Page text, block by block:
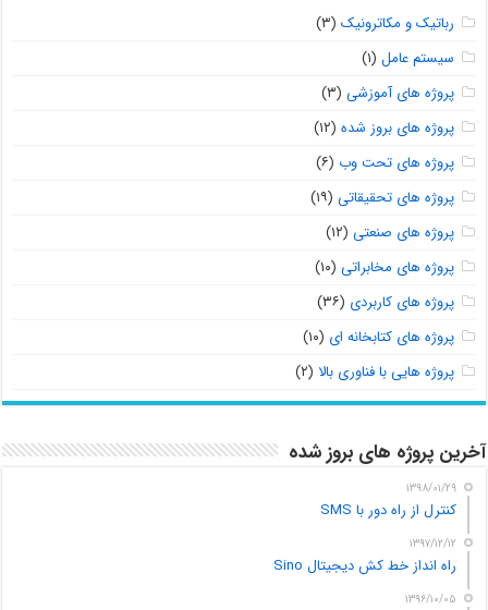
رباتیک و مکاترونیک (۳)
سیستم عامل (۱)
پروژه های آموزشی (۳)
پروژه های بروز شده (۱۲)
پروژه های تحت وب (۶)
پروژه های تحقیقاتی (۱۹)
پروژه های صنعتی (۱۲)
پروژه های مخابراتی (۱۰)
پروژه های کاربردی (۳۶)
پروژه های کتابخانه ای (۱۰)
پروژه هایی با فناوری بالا (۲)
آخرین پروژه های بروز شده
۱۳۹۸/۰۱/۲۹
کنترل از راه دور با SMS
۱۳۹۷/۱۲/۱۲
راه انداز خط کش دیجیتال Sino
۱۳۹۶/۱۰/۰۵